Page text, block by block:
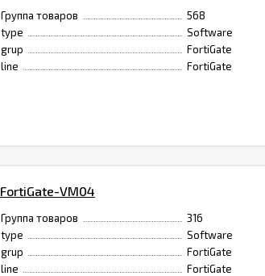
Группа товаров
568
type
Software
grup
FortiGate
line
FortiGate
FortiGate-VM04
Группа товаров
316
type
Software
grup
FortiGate
line
FortiGate